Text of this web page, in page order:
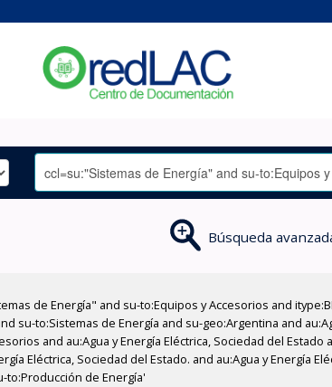
Búsqueda
de Energía" and su-to:Equipos y Accesorios and
su-to:Sistemas de Energía and su-geo:Argentina and
and au:Agua y Energía Eléctrica, Sociedad del
Eléctrica, Sociedad del Estado. and au:Agua y Energía
to:Producción de Energía'